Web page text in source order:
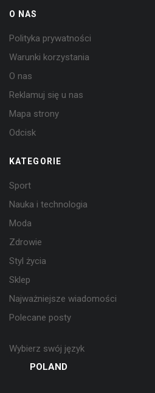
O NAS
Polityka prywatności
Warunki korzystania
O nas
Reklamuj się u nas
Mapa strony
Odcisk
KATEGORIE
Sport
Nauka i technologia
Moda
Zdrowie
Styl życia
Sklep
Najważniejsze wiadomości
Polecane posty
Wybierz swój język
POLAND